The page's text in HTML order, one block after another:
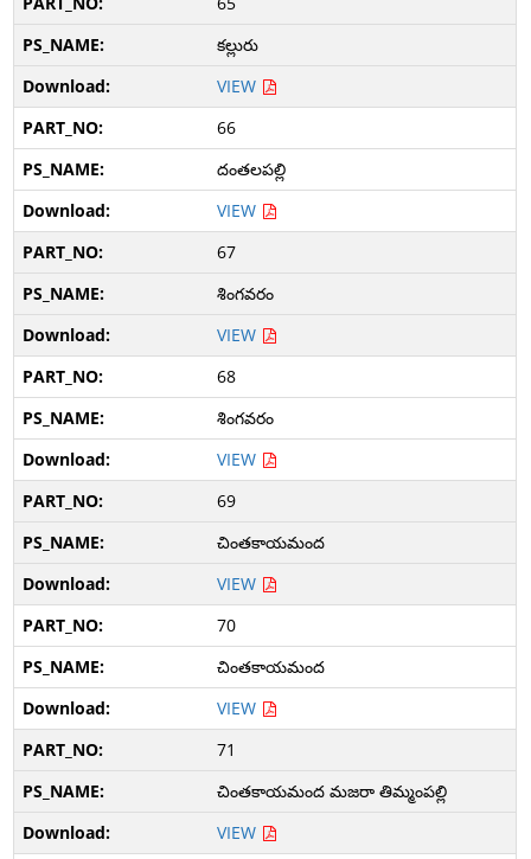
కల్లురు
VIEW
66
దంతలపల్లి
VIEW
67
శింగవరం
VIEW
68
శింగవరం
VIEW
69
చింతకాయమంద
VIEW
70
చింతకాయమంద
VIEW
71
చింతకాయమంద మజరా తిమ్మంపల్లి
VIEW